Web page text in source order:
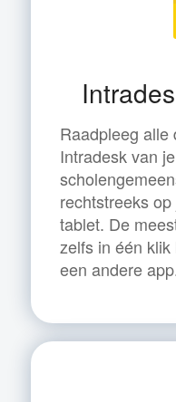
Raadpleeg alle
Intradesk van
rechtstreeks
tablet. De
zelfs in één
een andere